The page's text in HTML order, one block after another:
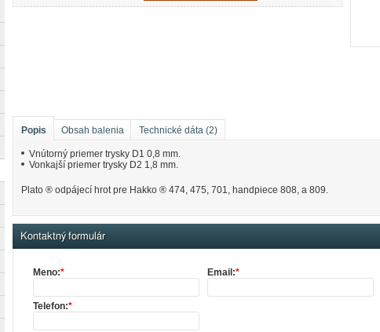
Popis Obsah balenia Technické dáta (2)
Vnútorný priemer trysky D1 0,8 mm.
Vonkajší priemer trysky D2 1,8 mm.
Plato ® odpájecí hrot pre Hakko ® 474, 475, 701, handpiece 808, a 809.
Kontaktný formulár
Meno:* Email:*
Telefon:*